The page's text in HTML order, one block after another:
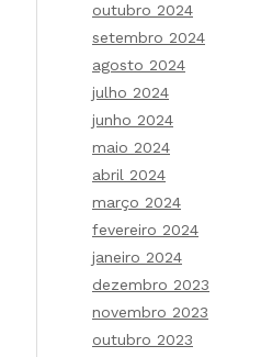
outubro 2024
setembro 2024
agosto 2024
julho 2024
junho 2024
maio 2024
abril 2024
março 2024
fevereiro 2024
janeiro 2024
dezembro 2023
novembro 2023
outubro 2023